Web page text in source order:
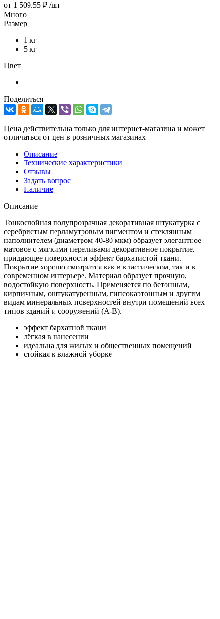
от 1 509.55 ₽ /шт
Много
Размер
1 кг
5 кг
Цвет
Поделиться
Цена действительна только для интернет-магазина и может
отличаться от цен в розничных магазинах
Описание
Технические характеристики
Отзывы
Задать вопрос
Наличие
Описание
Тонкослойная полупрозрачная декоративная штукатурка с
серебристым перламутровым пигментом и стеклянным
наполнителем (диаметром 40-80 мкм) образует элегантное
матовое с мягкими переливами декоративное покрытие,
придающее поверхности эффект бархатистой ткани.
Покрытие хорошо смотрится как в классическом, так и в
современном интерьере. Материал образует прочную,
водостойкую поверхность. Применяется по бетонным,
кирпичным, оштукатуренным, гипсокартонным и другим
видам минеральных поверхностей внутри помещений всех
типов зданий и сооружений (А-В).
эффект бархатной ткани
лёгкая в нанесении
идеальна для жилых и общественных помещений
стойкая к влажной уборке